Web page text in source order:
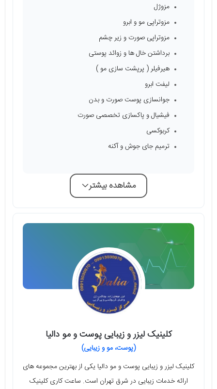
مزوژل
مزوتراپی مو و ابرو
مزوتراپی صورت و زیر چشم
برداشتن خال ها و زوائد پوستی
هیرفیلر ( پرپشت سازی مو )
لیفت ابرو
جوانسازی پوست صورت و بدن
فیشیال و پاکسازی تخصصی صورت
کربوکسی
ترمیم جای جوش و آکنه
مشاهده بیشتر
کلینیک لیزر و زیبایی پوست و مو دالیا
(پوست، مو و زیبایی)
کلینیک لیزر و زیبایی پوست و مو دالیا یکی از بهترین مجموعه های
ارائه خدمات زیبایی در شرق تهران است. ساعت کاری کلینیک